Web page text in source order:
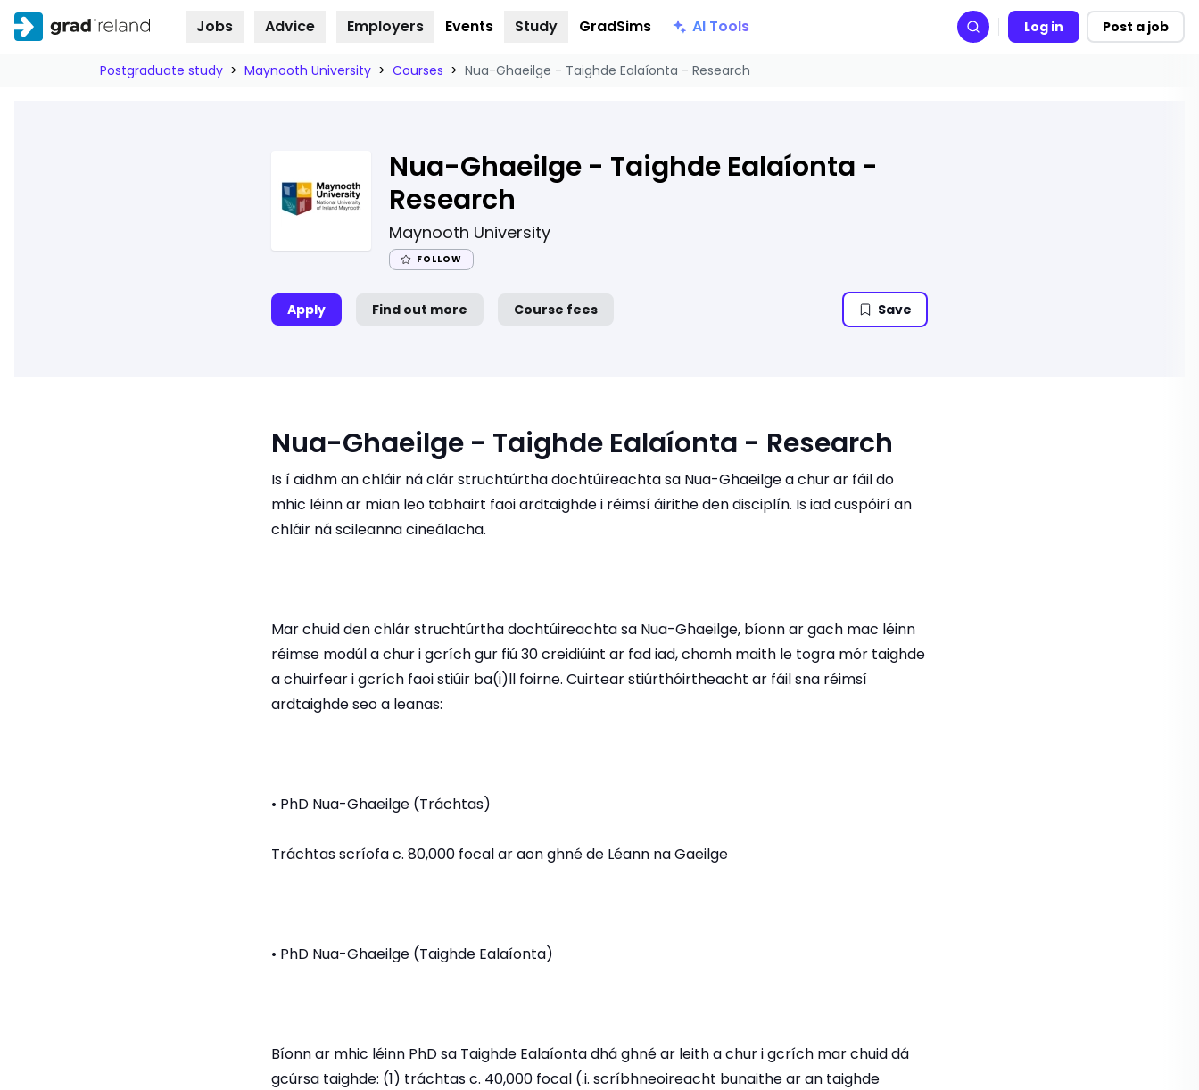
Skip to
Jobs Advice Employers Events Study GradSims AI Tools Search Log in Post a job
Postgraduate study > Maynooth University > Courses > Nua-Ghaeilge - Taighde Ealaíonta - Research
Nua-Ghaeilge - Taighde Ealaíonta -
Research
Maynooth University
FOLLOW
Apply Find out more Course fees Save
Nua-Ghaeilge - Taighde Ealaíonta - Research
Is í aidhm an chláir ná clár struchtúrtha dochtúireachta sa Nua-Ghaeilge a chur ar fáil do
mhic léinn ar mian leo tabhairt faoi ardtaighde i réimsí áirithe den disciplín. Is iad cuspóirí an
chláir ná scileanna cineálacha.
Mar chuid den chlár struchtúrtha dochtúireachta sa Nua-Ghaeilge, bíonn ar gach mac léinn
réimse modúl a chur i gcrích gur fiú 30 creidiúint ar fad iad, chomh maith le togra mór taighde
a chuirfear i gcrích faoi stiúir ba(i)ll foirne. Cuirtear stiúrthóirtheacht ar fáil sna réimsí
ardtaighde seo a leanas:
• PhD Nua-Ghaeilge (Tráchtas)
Tráchtas scríofa c. 80,000 focal ar aon ghné de Léann na Gaeilge
• PhD Nua-Ghaeilge (Taighde Ealaíonta)
Bíonn ar mhic léinn PhD sa Taighde Ealaíonta dhá ghné ar leith a chur i gcrích mar chuid dá
gcúrsa taighde: (1) tráchtas c. 40,000 focal (.i. scríbhneoireacht bunaithe ar an taighde